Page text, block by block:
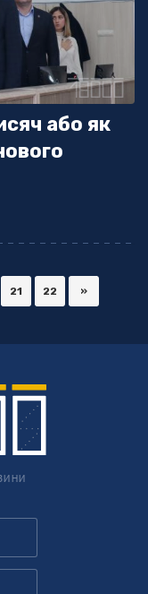
або як
21 22 »